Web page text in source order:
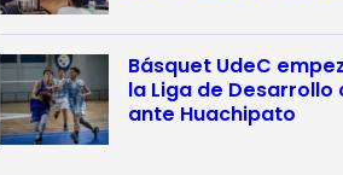
Básquet UdeC
la Liga de
ante Huachipato